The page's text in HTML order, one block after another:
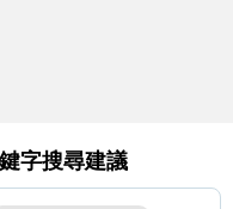
字搜尋建議